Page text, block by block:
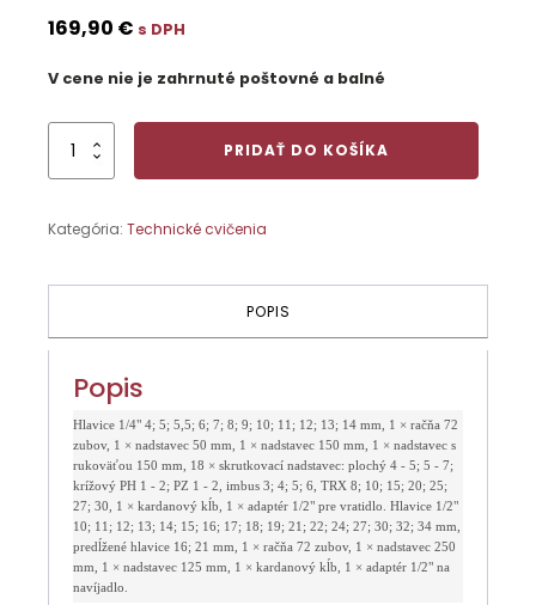
169,90 € s DPH
V cene nie je zahrnuté poštovné a balné
množstvo
Súprava
60-
PRIDAŤ DO KOŠÍKA
Kategória: Technické cvičenia
POPIS
Popis
Hlavice 1/4" 4; 5; 5,5; 6; 7; 8; 9; 10; 11; 12; 13; 14 mm, 1 × račňa 72
zubov, 1 × nadstavec 50 mm, 1 × nadstavec 150 mm, 1 × nadstavec s
rukoväťou 150 mm, 18 × skrutkovací nadstavec: plochý 4 - 5; 5 - 7;
krížový PH 1 - 2; PZ 1 - 2, imbus 3; 4; 5; 6, TRX 8; 10; 15; 20; 25;
27; 30, 1 × kardanový kĺb, 1 × adaptér 1/2" pre vratidlo. Hlavice 1/2"
10; 11; 12; 13; 14; 15; 16; 17; 18; 19; 21; 22; 24; 27; 30; 32; 34 mm,
predĺžené hlavice 16; 21 mm, 1 × račňa 72 zubov, 1 × nadstavec 250
mm, 1 × nadstavec 125 mm, 1 × kardanový kĺb, 1 × adaptér 1/2" na
navíjadlo.